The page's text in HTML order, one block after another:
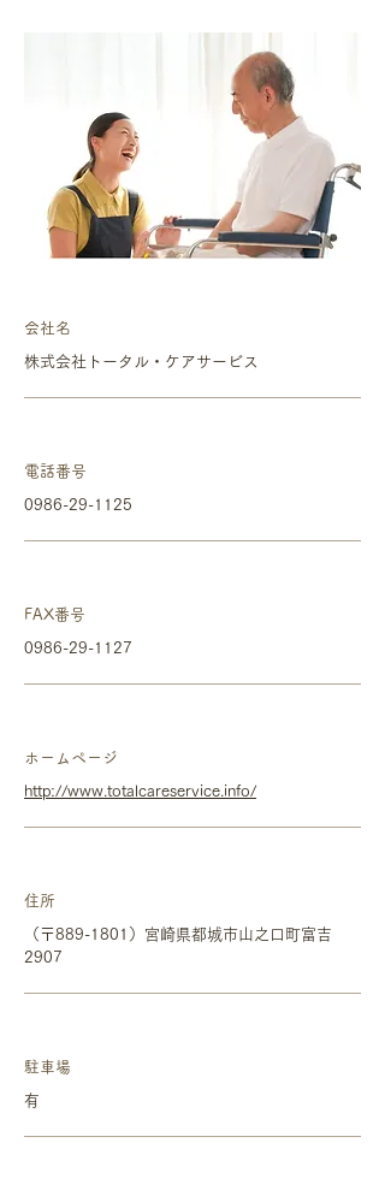
​会社名
株式会社トータル・ケアサービス
電話番号
0986-29-1125
FAX番号
0986-29-1127
ホームページ
http://www.totalcareservice.info/
住所
（〒889-1801）宮崎県都城市山之口町富吉
2907
駐車場
有